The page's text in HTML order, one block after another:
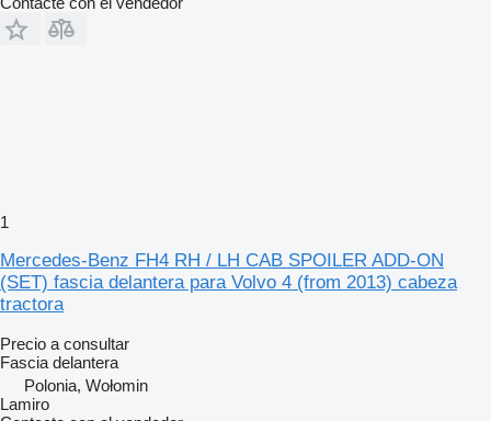
1
Mercedes-Benz FH4 RH / LH CAB SPOILER ADD-ON
(SET) fascia delantera para Volvo 4 (from 2013) cabeza
tractora
Precio a consultar
Fascia delantera
Polonia, Wołomin
Lamiro